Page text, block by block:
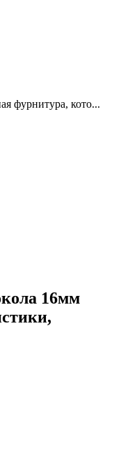
фурнитура, кото...
16мм